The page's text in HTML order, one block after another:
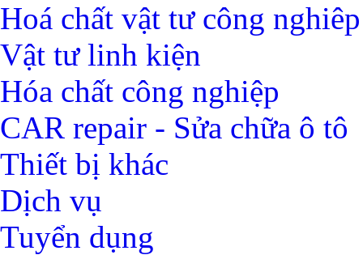
Hoá chất vật tư công nghiêp
Vật tư linh kiện
Hóa chất công nghiệp
CAR repair - Sửa chữa ô tô
Thiết bị khác
Dịch vụ
Tuyển dụng